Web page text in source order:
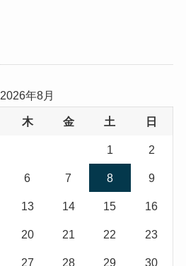
2026年8月
木 金 土 日
1 2
6 7 8 9
13 14 15 16
20 21 22 23
27 28 29 30